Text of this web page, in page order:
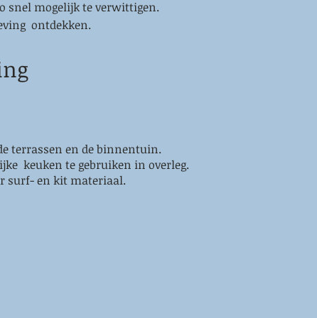
snel mogelijk te verwittigen.
ontdekken.
terrassen en de binnentuin.
keuken te gebruiken in overleg.
surf- en kit materiaal.